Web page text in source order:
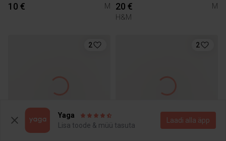
10 € M 20 €
M
H&M
2 2
Yaga
Lisa toode & müü tasuta
Laadi alla äpp